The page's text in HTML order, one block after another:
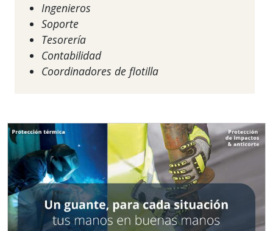
Ingenieros
Soporte
Tesorería
Contabilidad
Coordinadores de flotilla